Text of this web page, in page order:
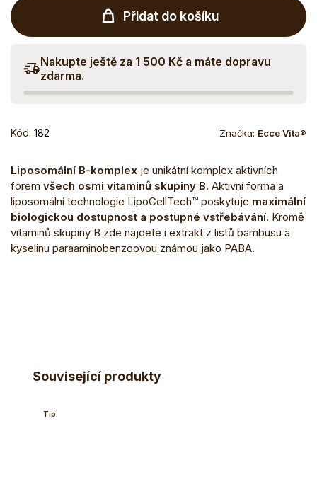
Přidat do košíku
Nakupte ještě za 1 500 Kč a máte dopravu
zdarma.
Kód: 182 Značka: Ecce Vita®
Liposomální B-komplex je unikátní komplex aktivních
forem všech osmi vitaminů skupiny B. Aktivní forma a
liposomální technologie LipoCellTech™ poskytuje maximální
biologickou dostupnost a postupné vstřebávání. Kromě
vitaminů skupiny B zde najdete i extrakt z listů bambusu a
kyselinu paraaminobenzoovou známou jako PABA.
Související produkty
Tip